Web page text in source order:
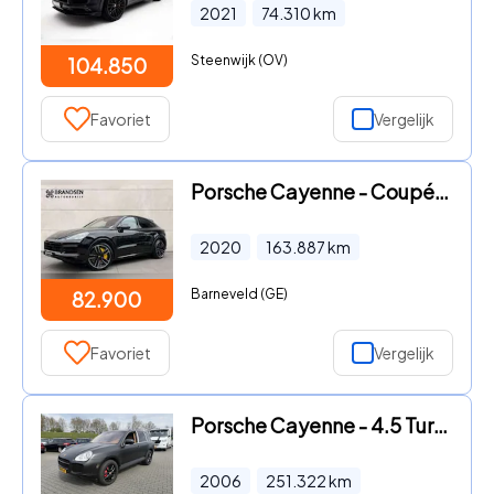
104.850
2021 74.310km
Steenwijk (OV)
Favoriet Vergelijk
82.900
Porsche Cayenne - Coupé 4.0 Turbo S E-Hybrid -Approved 2029-4 Wielst
2020 163.887km
Barneveld (GE)
Favoriet Vergelijk
Porsche Cayenne - 4.5 Turbo S
2006 251.322km